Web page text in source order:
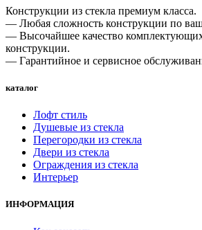
Конструкции из стекла премиум класса.
— Любая сложность конструкции по
— Высочайшее качество
конструкции.
— Гарантийное и сервисное
каталог
Лофт стиль
Душевые из стекла
Перегородки из стекла
Двери из стекла
Ограждения из стекла
Интерьер
ИНФОРМАЦИЯ